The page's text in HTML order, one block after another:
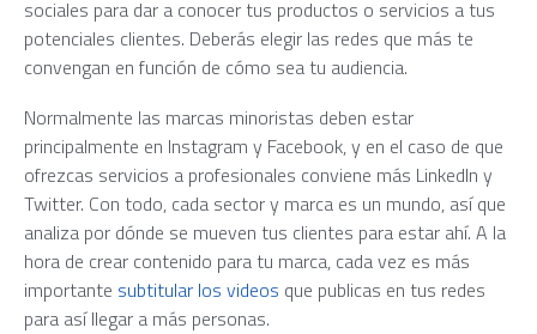
sociales para dar a conocer tus productos o servicios a tus
potenciales clientes. Deberás elegir las redes que más te
convengan en función de cómo sea tu audiencia.
Normalmente las marcas minoristas deben estar
principalmente en Instagram y Facebook, y en el caso de que
ofrezcas servicios a profesionales conviene más LinkedIn y
Twitter. Con todo, cada sector y marca es un mundo, así que
analiza por dónde se mueven tus clientes para estar ahí. A la
hora de crear contenido para tu marca, cada vez es más
importante subtitular los videos que publicas en tus redes
para así llegar a más personas.